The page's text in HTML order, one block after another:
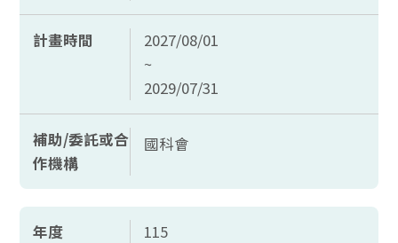
計畫時間
2027/08/01
~
2029/07/31
補助/委託或合
作機構
國科會
年度 115